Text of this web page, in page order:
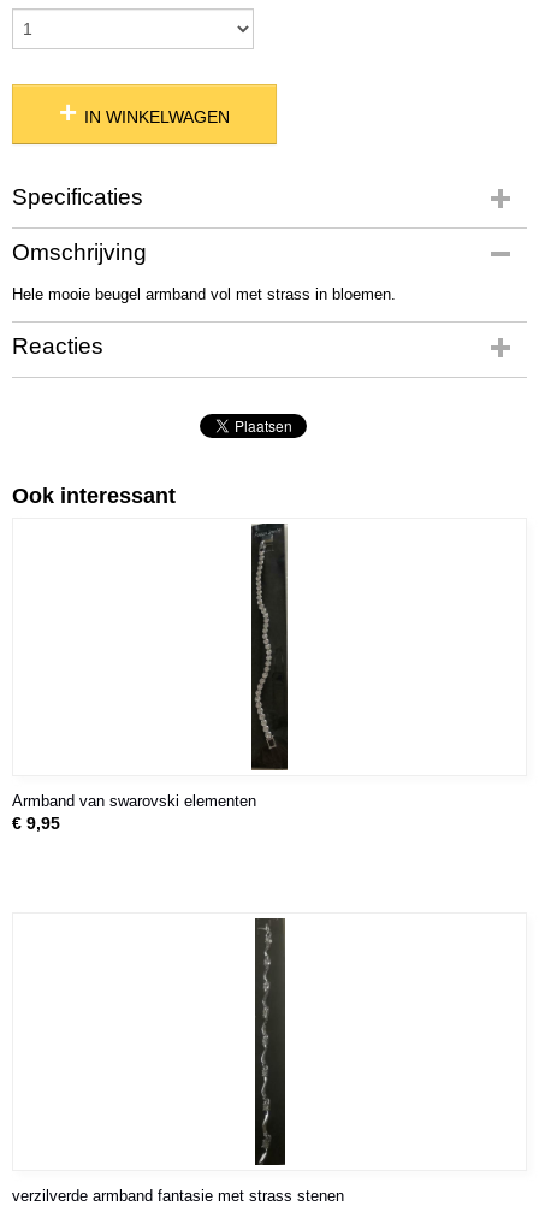
IN WINKELWAGEN
Specificaties
Productcode
01102
Productcode leverancier
47
Netto gewicht
Omschrijving
Hele mooie beugel armband vol met strass in bloemen.
Reacties
Ook interessant
Armband van swarovski elementen
€ 9,95
verzilverde armband fantasie met strass stenen